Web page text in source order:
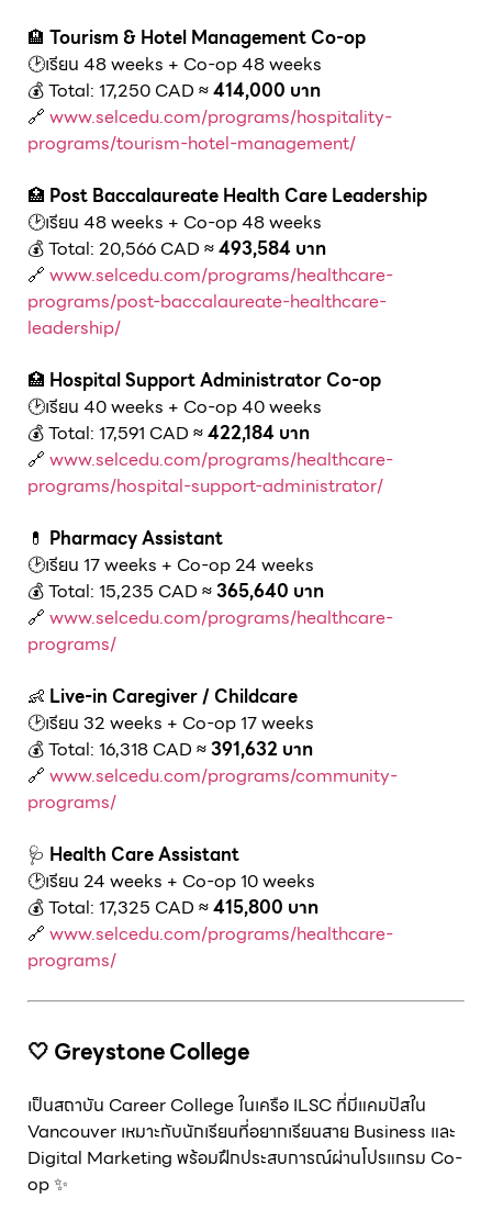
🏨 Tourism & Hotel Management Co-op
🕑เรียน 48 weeks + Co-op 48 weeks
💰 Total: 17,250 CAD ≈ 414,000 บาท
🔗 www.selcedu.com/programs/hospitality-
programs/tourism-hotel-management/
🏥 Post Baccalaureate Health Care Leadership
🕑เรียน 48 weeks + Co-op 48 weeks
💰 Total: 20,566 CAD ≈ 493,584 บาท
🔗 www.selcedu.com/programs/healthcare-
programs/post-baccalaureate-healthcare-
leadership/
🏥 Hospital Support Administrator Co-op
🕑เรียน 40 weeks + Co-op 40 weeks
💰 Total: 17,591 CAD ≈ 422,184 บาท
🔗 www.selcedu.com/programs/healthcare-
programs/hospital-support-administrator/
💊 Pharmacy Assistant
🕑เรียน 17 weeks + Co-op 24 weeks
💰 Total: 15,235 CAD ≈ 365,640 บาท
🔗 www.selcedu.com/programs/healthcare-
programs/
👶 Live-in Caregiver / Childcare
🕑เรียน 32 weeks + Co-op 17 weeks
💰 Total: 16,318 CAD ≈ 391,632 บาท
🔗 www.selcedu.com/programs/community-
programs/
🩺 Health Care Assistant
🕑เรียน 24 weeks + Co-op 10 weeks
💰 Total: 17,325 CAD ≈ 415,800 บาท
🔗 www.selcedu.com/programs/healthcare-
programs/
🤍Greystone College
เป็นสถาบัน Career College ในเครือ ILSC ที่มีแคมปัสใน
Vancouver เหมาะกับนักเรียนที่อยากเรียนสาย Business และ
Digital Marketing พร้อมฝึกประสบการณ์ผ่านโปรแกรม Co-
op ✨